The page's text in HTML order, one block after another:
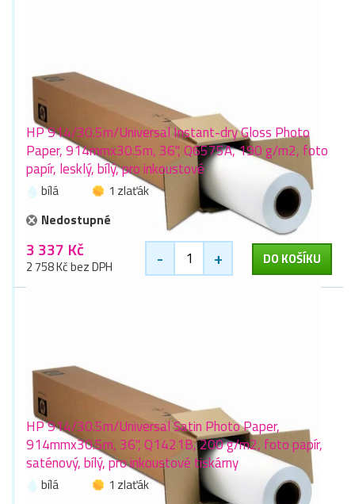
HP 914/30.5m/Universal Instant-dry Gloss Photo
Paper, 914mmx30.5m, 36", Q6575A, 190 g/m2, foto
papír, lesklý, bílý, pro inkoustové
bílá
1 zlaťák
Nedostupné
3 337 Kč
2 758 Kč bez DPH - + DO KOŠÍKU
HP 914/30.5m/Universal Satin Photo Paper,
914mmx30.5m, 36", Q1421B, 200 g/m2, foto papír,
saténový, bílý, pro inkoustové tiskárny
bílá
1 zlaťák